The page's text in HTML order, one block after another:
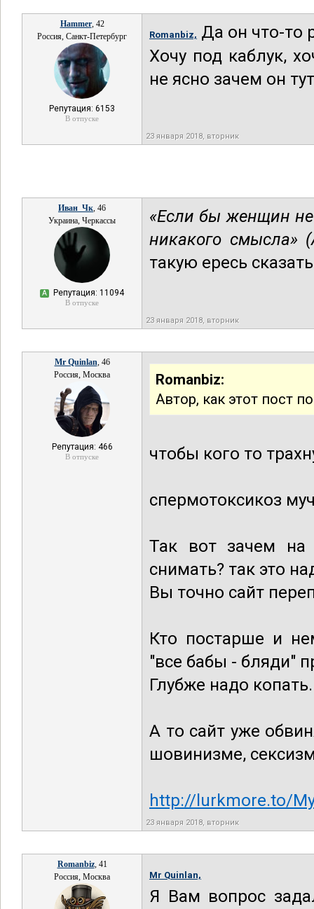
Hammer, 42
Россия, Санкт-Петербург
Репутация: 6153
В отпуске
Romanbiz, Да он что-то
Хочу под каблук,
не ясно зачем он
23 января 2018, вторник
Иван_Чк, 46
Украина, Черкассы
А Репутация: 11094
В отпуске
«Если бы женщин
никакого смысла»
такую ересь
23 января 2018, вторник
Mr Quinlan, 46
Россия, Москва
Репутация: 466
В отпуске
Romanbiz:
Автор, как этот пост
чтобы кого то
спермотоксикоз
Так вот зачем
снимать? так это
Вы точно сайт
Кто постарше и
"все бабы - бляди"
Глубже надо копать.
А то сайт уже
шовинизме,
http://lurkmore.to/
23 января 2018, вторник
Romanbiz, 41
Россия, Москва
Mr Quinlan,
Я Вам вопрос